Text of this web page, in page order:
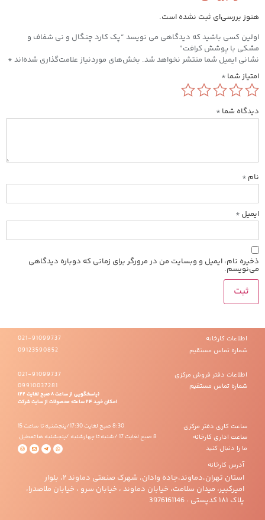
هنوز بررسی‌ای ثبت نشده است.
اولین کسی باشید که دیدگاهی می نویسد “پک کارد چنگال و نی شفاف و
مشکی با پوشش کرافت”
نشانی ایمیل شما منتشر نخواهد شد. بخش‌های موردنیاز علامت‌گذاری شده‌اند *
امتیاز شما *
دیدگاه شما *
نام *
ایمیل *
ذخیره نام، ایمیل و وبسایت من در مرورگر برای زمانی که دوباره دیدگاهی
می‌نویسم.
اطلاعات کارخانه 021-91099737
شماره تماس مستقیم 09123590852
اطلاعات دفتر فروش مرکزی 021-91099737
شماره تماس مستقیم 09910037281
(پاسخگویی از ساعت 8 صبح لغایت 22)
امکان خرید 24 ساعته محصولات از سایت شرکت
ساعت کاری دفتر مرکزی 8:30 صبح لغایت 17:30/پنجشنبه تا ساعت 15
ساعت اداری کارخانه 8 صبح لغایت 17 /شنبه تا چهارشنبه /پنجشنبه ها تعطیل
ما را دنبال کنید
‎استان تهران،دماوند،جاده وادان، شهرک صنعتی دماوند ۲، بلوار
امیرکبیر، میدان سلامت، خیابان دماوند ، خیابان سرو ، خیابان ملاصدرا،
پلاک ۱۸۱ کدپستی : 3976161146